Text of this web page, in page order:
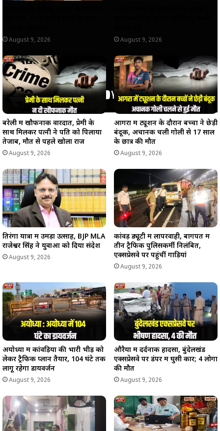
August 9, 2026 August 9, 2026
बरेली में खौफनाक वारदात, प्रेमी के
साथ मिलकर पत्नी ने पति को पिलाया
तेजाब, मौत से पहले खोला राज
August 9, 2026
आगरा में ट्यूशन के दौरान बच्चों ने छेड़ी
बंदूक, अचानक चली गोली से 17 साल
के छात्र की मौत
August 9, 2026
तिरंगा यात्रा में उमड़ा उत्साह, BJP MLA
राजेश्वर सिंह ने युवाओं को दिया संदेश
August 9, 2026
कांवड़ ड्यूटी में लापरवाही, बागपत में
तीन ट्रैफिक पुलिसकर्मी निलंबित,
एक्सप्रेसवे पर पहुंचीं गाड़ियां
August 9, 2026
अयोध्या में कांवड़ियों की भारी भीड़ को
लेकर ट्रैफिक प्लान तैयार, 104 घंटे तक
लागू रहेगा डायवर्जन
August 9, 2026
औरैया में दर्दनाक हादसा, बुंदेलखंड
एक्सप्रेसवे पर डंपर में घुसी कार; 4 लोगों
की मौत
August 9, 2026